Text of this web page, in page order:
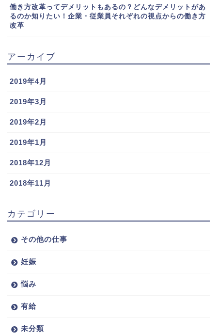
働き方改革ってデメリットもあるの？どんなデメリットがあ
るのか知りたい！企業・従業員それぞれの視点からの働き方
改革
アーカイブ
2019年4月
2019年3月
2019年2月
2019年1月
2018年12月
2018年11月
カテゴリー
その他の仕事
妊娠
悩み
有給
未分類